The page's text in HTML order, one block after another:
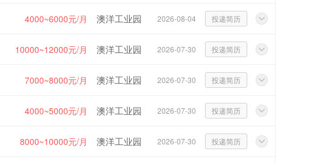
4000~6000元/月 澳洋工业园 2026-08-04 投递简历
10000~12000元/月 澳洋工业园 2026-07-30 投递简历
7000~8000元/月 澳洋工业园 2026-07-30 投递简历
4000~5000元/月 澳洋工业园 2026-07-30 投递简历
8000~10000元/月 澳洋工业园 2026-07-30 投递简历